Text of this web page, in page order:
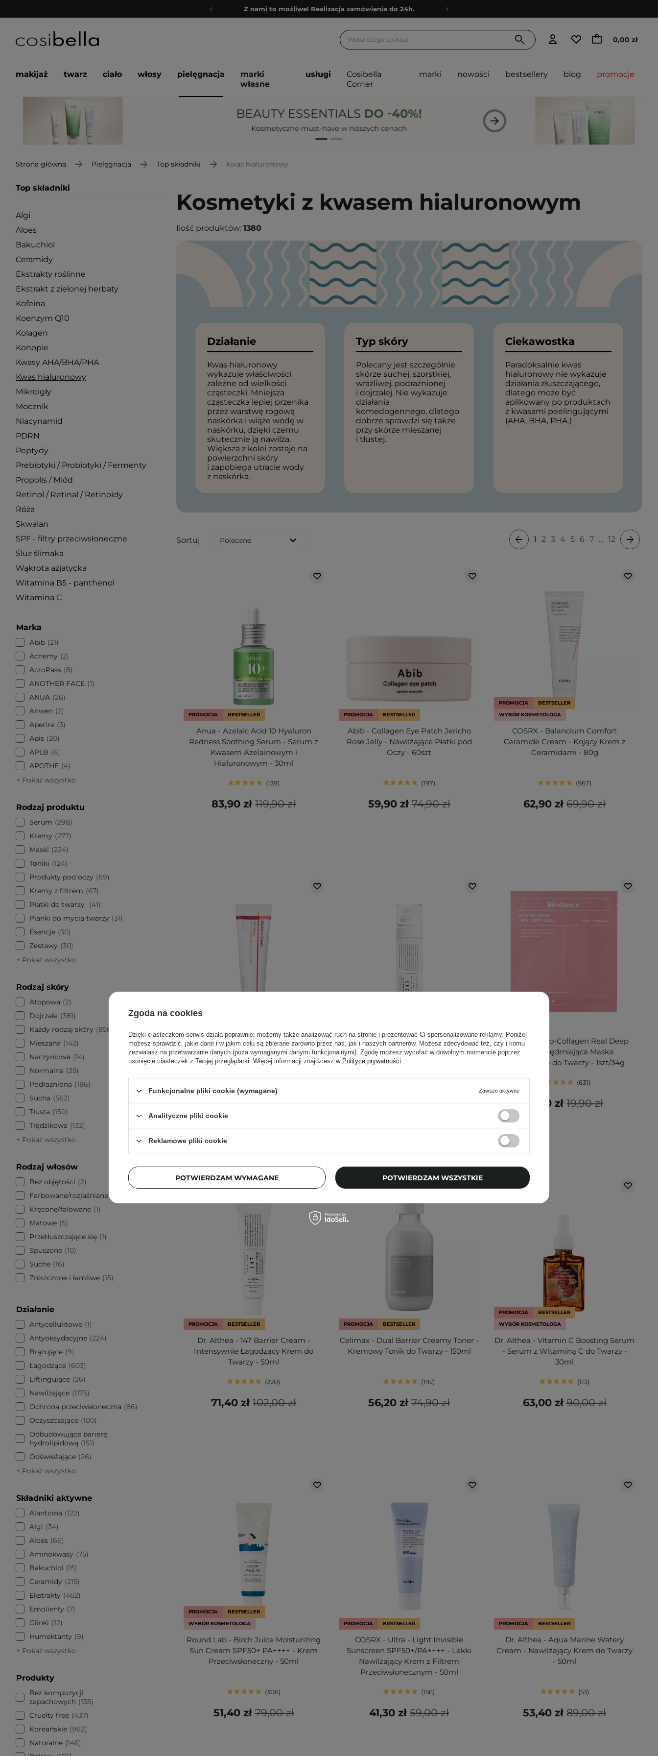
Z nami to możliwe! Realizacja zamówienia do 24h.
Zapisz się na newsletter pełen porad
Z nami to możliwe! Realizacja zamówienia do 24h.
Zapisz się na newsletter pełen porad
0,00 zł
makijaż twarz ciało włosy pielęgnacja
marki
własne
usługi
Cosibella
Corner
marki nowości bestsellery blog promocje
Strona główna Pielęgnacja Top składniki Kwas hialuronowy
Top składniki
Algi
Aloes
Bakuchiol
Ceramidy
Ekstrakty roślinne
Ekstrakt z zielonej herbaty
Kofeina
Koenzym Q10
Kolagen
Konopie
Kwasy AHA/BHA/PHA
Kwas hialuronowy
Mikroigły
Mocznik
Niacynamid
PDRN
Peptydy
Prebiotyki / Probiotyki / Fermenty
Propolis / Miód
Retinol / Retinal / Retinoidy
Róża
Skwalan
SPF - filtry przeciwsłoneczne
Śluz ślimaka
Wąkrota azjatycka
Witamina B5 - panthenol
Witamina C
Marka
Abib 21
Acnemy
2
AcroPass 8
ANOTHER FACE 1
ANUA 26
Anwen
2
Aperire 3
Apis 20
APLB
6
APOTHE
4
+ Pokaż wszystko
Rodzaj produktu
Serum
298
Kremy
277
Maski
224
Toniki
124
Produkty pod oczy
69
Kremy z filtrem
67
Płatki do twarzy
41
Pianki do mycia twarzy
31
Esencje 30
Zestawy
30
+ Pokaż wszystko
Rodzaj skóry
Atopowa
2
Dojrzała
381
Każdy rodzaj skóry
858
Mieszana
142
Naczyniowa
14
Normalna
35
Podrażniona
186
Sucha
562
Tłusta
150
Trądzikowa
132
+ Pokaż wszystko
Rodzaj włosów
Bez objętości
2
Farbowane/rozjaśniane
Kręcone/falowane 1
Matowe 5
Przetłuszczające się 1
Spuszone 10
Suche 16
Zniszczone i łamliwe 15
Działanie
Antycellulitowe 1
Antyoksydacyjne 224
Brązujące 9
Łagodzące
603
Liftingujące 26
Nawilżające 1175
Ochrona przeciwsłoneczna
86
Oczyszczające 100
Odbudowujące barierę
hydrolipidową
151
Odświeżające 26
+ Pokaż wszystko
Składniki aktywne
Alantoina
122
Algi
34
Aloes
66
Aminokwasy
75
Bakuchiol
15
Ceramidy
215
Ekstrakty
462
Emolienty
7
Glinki
12
Humektanty
9
+ Pokaż wszystko
Produkty
Bez kompozycji
zapachowych
135
Cruelty free
437
Koreańskie 962
Naturalne 146
Kosmetyki z kwasem hialuronowym
Ilość produktów: 1380
Działanie
Kwas hialuronowy
wykazuje właściwości
zależne od wielkości
cząsteczki. Mniejsza
cząsteczka lepiej przenika
przez warstwę rogową
naskórka i wiąże wodę w
naskórku, dzięki czemu
skutecznie ją nawilża.
Większa z kolei zostaje na
powierzchni skóry
i zapobiega utracie wody
z naskórka.
Typ skóry
Polecany jest szczególnie
skórze suchej, szorstkiej,
wrażliwej, podrażnionej
i dojrzałej. Nie wykazuje
działania
komedogennego, dlatego
dobrze sprawdzi się także
przy skórze mieszanej
i tłustej.
Ciekawostka
Paradoksalnie kwas
hialuronowy nie wykazuje
działania złuszczającego,
dlatego może być
aplikowany po produktach
z kwasami peelingującymi
(AHA, BHA, PHA.)
Sortuj Polecane 1 2 3 4 5 6 7 ... 12
PROMOCJA BESTSELLER
Anua - Azelaic Acid 10 Hyaluron
Redness Soothing Serum - Serum z
Kwasem Azelainowym i
Hialuronowym - 30ml
139
119,90 zł
83,90 zł
PROMOCJA BESTSELLER
Abib - Collagen Eye Patch Jericho
Rose Jelly - Nawilżające Płatki pod
Oczy - 60szt
197
74,90 zł
59,90 zł
PROMOCJA
BESTSELLER
WYBÓR KOSMETOLOGA
COSRX - Balancium Comfort
Ceramide Cream - Kojący Krem z
Ceramidami - 80g
967
69,90 zł
62,90 zł
Centellian24 - Madeca Cream Time
Reverse - Przeciwzmarszczkowy Krem
do Twarzy - 50ml
119,00 zł
83,30 zł
Dr. Althea - 345 Relief Cream Mist -
Kojąca Kremowa Mgiełka do Twarzy -
100ml
99,00 zł
64,40 zł
Biodance - Bio-Collagen Real Deep
Mask - Ujędrniająca Maska
Kolagenowa do Twarzy - 1szt/34g
631
19,90 zł
17,90 zł
PROMOCJA BESTSELLER
Dr. Althea - 147 Barrier Cream -
Intensywnie Łagodzący Krem do
Twarzy - 50ml
220
102,00 zł
71,40 zł
PROMOCJA BESTSELLER
Celimax - Dual Barrier Creamy Toner -
Kremowy Tonik do Twarzy - 150ml
192
74,90 zł
56,20 zł
PROMOCJA
BESTSELLER
WYBÓR KOSMETOLOGA
Dr. Althea - Vitamin C Boosting Serum
- Serum z Witaminą C do Twarzy -
30ml
113
90,00 zł
63,00 zł
PROMOCJA
BESTSELLER
WYBÓR KOSMETOLOGA
Round Lab - Birch Juice Moisturizing
Sun Cream SPF50+ PA++++ - Krem
Przeciwsłoneczny - 50ml
306
79,00 zł
51,40 zł
PROMOCJA BESTSELLER
COSRX - Ultra - Light Invisible
Sunscreen SPF50+/PA++++ - Lekki
Nawilżający Krem z Filtrem
Przeciwsłonecznym - 50ml
156
59,00 zł
41,30 zł
PROMOCJA BESTSELLER
Dr. Althea - Aqua Marine Watery
Cream - Nawilżający Krem do Twarzy
- 50ml
53
89,00 zł
53,40 zł
Zgoda na cookies
Dzięki ciasteczkom serwis działa poprawnie; możemy także analizować ruch na stronie i prezentować Ci spersonalizowane reklamy. Poniżej
możesz sprawdzić, jakie dane i w jakim celu są zbierane zarówno przez nas, jak i naszych partnerów. Możesz zdecydować też, czy i komu
zezwalasz na przetwarzanie danych (poza wymaganymi danymi funkcjonalnymi). Zgodę możesz wycofać w dowolnym momencie poprzez
usunięcie ciasteczek z Twojej przeglądarki. Więcej informacji znajdziesz w Polityce prywatności.
Funkcjonalne pliki cookie (wymagane) Zawsze aktywne
Analityczne pliki cookie
Reklamowe pliki cookie
POTWIERDZAM WYMAGANE POTWIERDZAM WSZYSTKIE